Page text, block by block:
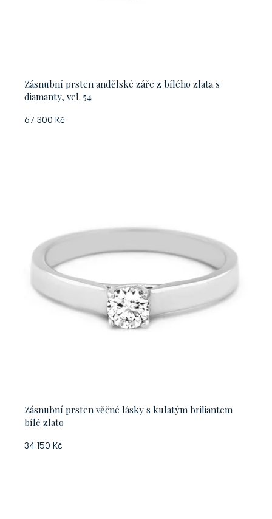
Zásnubní prsten andělské záře z bílého zlata s
diamanty, vel. 54
67 300 Kč
Zásnubní prsten věčné lásky s kulatým briliantem
bílé zlato
34 150 Kč